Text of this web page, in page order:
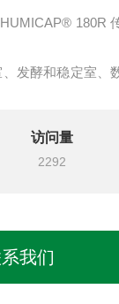
180R
发酵和稳定室、
访问量
2292
我们